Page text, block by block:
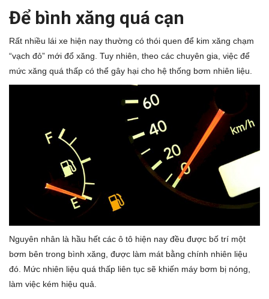
Để bình xăng quá cạn
Rất nhiều lái xe hiện nay thường có thói quen để kim xăng chạm
“vạch đỏ” mới đổ xăng. Tuy nhiên, theo các chuyên gia, việc để
mức xăng quá thấp có thể gây hại cho hệ thống bơm nhiên liệu.
Nguyên nhân là hầu hết các ô tô hiện nay đều được bố trí một
bơm bên trong bình xăng, được làm mát bằng chính nhiên liệu
đó. Mức nhiên liệu quá thấp liên tục sẽ khiến máy bơm bị nóng,
làm việc kém hiệu quả.